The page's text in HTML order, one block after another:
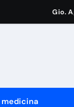
Gio.
medicina